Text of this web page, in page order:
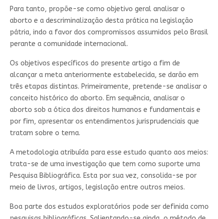
Para tanto, propõe-se como objetivo geral analisar o
aborto e a descriminalização desta prática na legislação
pátria, indo a favor dos compromissos assumidos pelo Brasil
perante a comunidade internacional.
Os objetivos específicos do presente artigo a fim de
alcançar a meta anteriormente estabelecida, se darão em
três etapas distintas. Primeiramente, pretende-se analisar o
conceito histórico do aborto. Em sequência, analisar o
aborto sob a ótica dos direitos humanos e fundamentais e
por fim, apresentar os entendimentos jurisprudenciais que
tratam sobre o tema.
A metodologia atribuída para esse estudo quanto aos meios:
trata-se de uma investigação que tem como suporte uma
Pesquisa Bibliográfica. Esta por sua vez, consolida-se por
meio de livros, artigos, legislação entre outros meios.
Boa parte dos estudos exploratórios pode ser definida como